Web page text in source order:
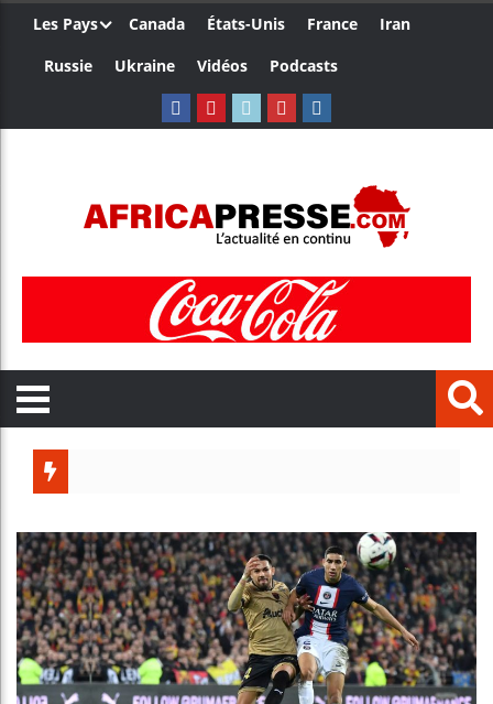
Les Pays Canada États-Unis France
Iran
Russie
Ukraine Vidéos Podcasts
Guinée :
Réforme
Bénin :